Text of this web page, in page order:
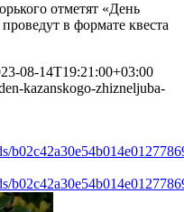
отметят «День
в формате квеста
08-14T19:21:00+03:00
kazanskogo-zhizneljuba-